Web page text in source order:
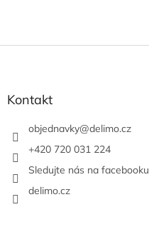
Kontakt
objednavky@delimo.cz
+420 720 031 224
Sledujte nás na facebooku
delimo.cz